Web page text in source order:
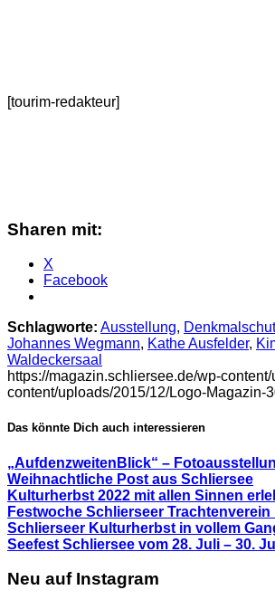
[tourim-redakteur]
Sharen mit:
X
Facebook
Schlagworte: Ausstellung,
Johannes Wegmann, Kathe Ausfelder,
Waldeckersaal
https://magazin.schliersee.de/wp-
content/uploads/2015/12/Logo-Magazin-
Das könnte Dich auch interessieren
„AufdenzweitenBlick“ –
Weihnachtliche Post aus Schliersee
Kulturherbst 2022 mit allen Sinnen
Festwoche Schlierseer Trachtenverein
Schlierseer Kulturherbst in vollem
Seefest Schliersee vom 28. Juli – 30.
Neu auf Instagram